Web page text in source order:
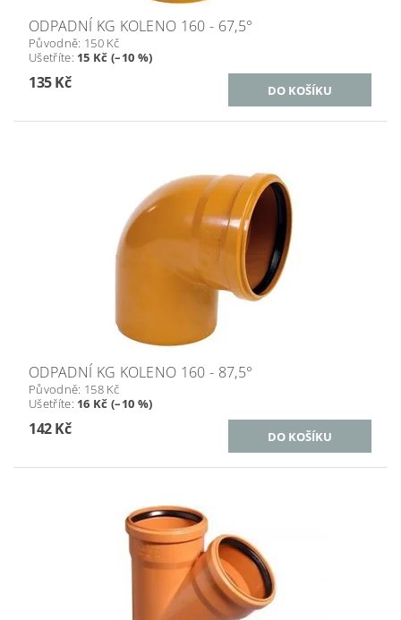
ODPADNÍ KG KOLENO 160 - 67,5°
Původně: 150 Kč
Ušetříte: 15 Kč (–10 %)
135 Kč
ODPADNÍ KG KOLENO 160 - 87,5°
Původně: 158 Kč
Ušetříte: 16 Kč (–10 %)
142 Kč